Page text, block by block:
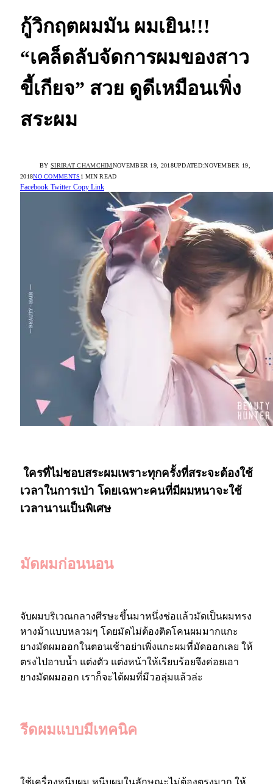
กู้วิกฤตผมมัน ผมเยิน!!!
“เคล็ดลับจัดการผมของสาว
ขี้เกียจ” สวย ดูดีเหมือนเพิ่ง
สระผม
BY SIRIRAT CHAMCHIMNOVEMBER 19, 2018UPDATED:NOVEMBER 19,
2018NO COMMENTS 1 MIN READ
Facebook Twitter Copy Link
ใครที่ไม่ชอบสระผมเพราะทุกครั้งที่สระจะต้องใช้
เวลาในการเป่า โดยเฉพาะคนที่มีผมหนาจะใช้
เวลานานเป็นพิเศษ
มัดผมก่อนนอน
จับผมบริเวณกลางศีรษะขึ้นมาหนึ่งช่อแล้วมัดเป็นผมทรง
หางม้าแบบหลวมๆ โดยมัดไม่ต้องติดโคนผมมากแกะ
ยางมัดผมออกในตอนเช้าอย่าเพิ่งแกะผมที่มัดออกเลย ให้
ตรงไปอาบน้ำ แต่งตัว แต่งหน้าให้เรียบร้อยจึงค่อยเอา
ยางมัดผมออก เราก็จะได้ผมที่มีวอลุ่มแล้วล่ะ
รีดผมแบบมีเทคนิค
ใช้เครื่องหนีบผม หนีบผมในลักษณะไม่ต้องตรงมาก ให้